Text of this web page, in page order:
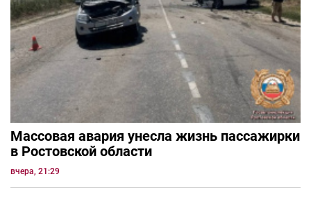
Массовая авария унесла жизнь пассажирки
в Ростовской области
вчера, 21:29